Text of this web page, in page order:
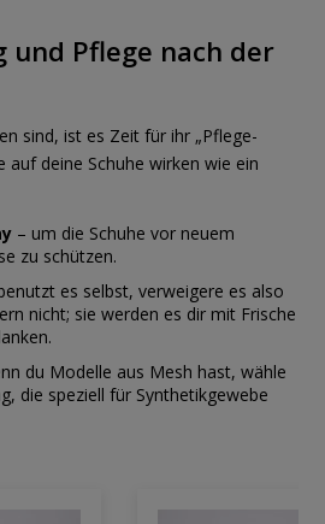
und Pflege nach der
sind, ist es Zeit für ihr „Pflege-
auf deine Schuhe wirken wie ein
– um die Schuhe vor neuem
zu schützen.
es selbst, verweigere es also
nicht; sie werden es dir mit Frische
du Modelle aus Mesh hast, wähle
die speziell für Synthetikgewebe